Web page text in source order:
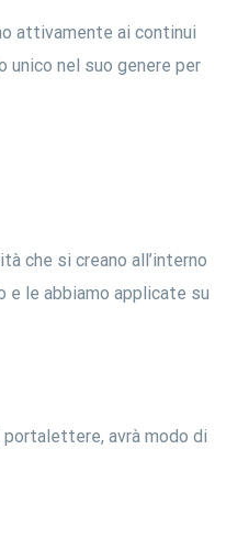
attivamente ai continui
nel suo genere per
che si creano all’interno
e le abbiamo applicate su
avrà modo di